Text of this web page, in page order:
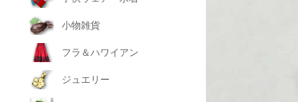
小物雑貨
フラ＆ハワイアン
ジュエリー